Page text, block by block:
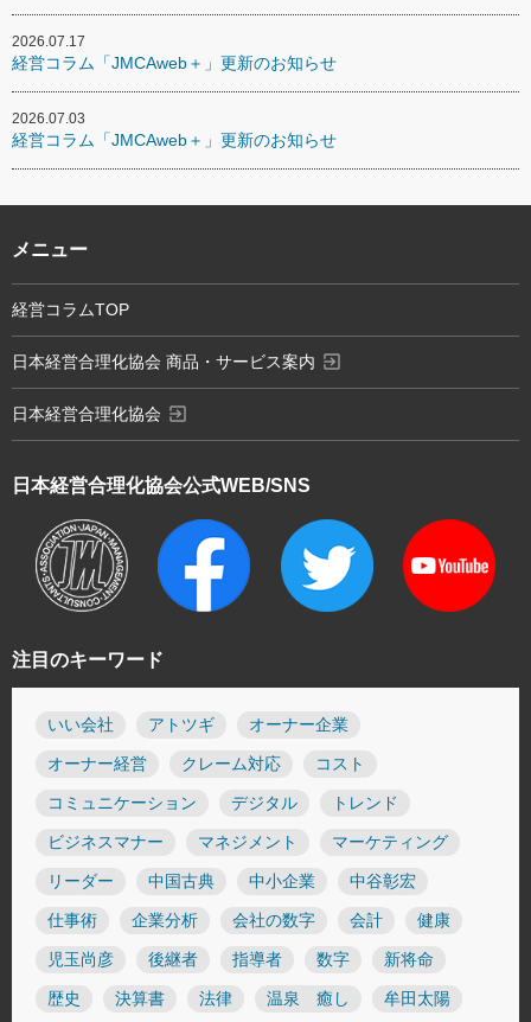
2026.07.17
経営コラム「JMCAweb＋」更新のお知らせ
2026.07.03
経営コラム「JMCAweb＋」更新のお知らせ
注目のキーワード
いい会社 アトツギ オーナー企業
オーナー経営 クレーム対応 コスト
コミュニケーション デジタル トレンド
ビジネスマナー マネジメント マーケティング
リーダー 中国古典 中小企業 中谷彰宏
仕事術 企業分析 会社の数字 会計 健康
児玉尚彦 後継者 指導者 数字 新将命
歴史 決算書 法律 温泉 癒し 牟田太陽
日本経営合理化協会公式WEB/SNS
メニュー
経営コラムTOP
日本経営合理化協会 商品・サービス案内 exit_to_app
日本経営合理化協会 exit_to_app